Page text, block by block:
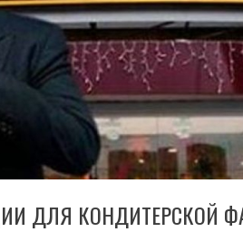
ДЛЯ КОНДИТЕРСКОЙ